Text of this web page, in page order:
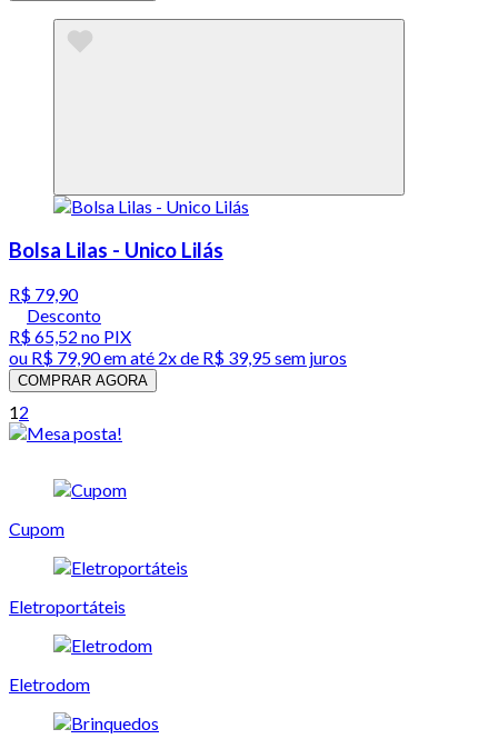
Bolsa Lilas - Unico Lilás
R$ 79,90
Desconto
R$ 65,52 no PIX
ou R$ 79,90em até 2x de R$ 39,95 sem juros
COMPRAR AGORA
12
Cupom
Eletroportáteis
Eletrodom